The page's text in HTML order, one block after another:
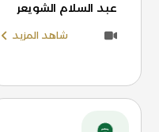
عبد السلام الشويعر
شاهد المزيد